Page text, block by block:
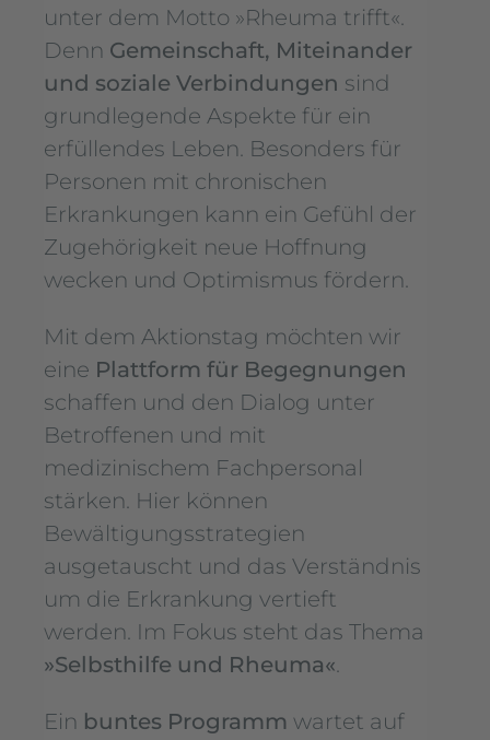
unter dem Motto »Rheuma trifft«.
Denn Gemeinschaft, Miteinander
und soziale Verbindungen sind
grundlegende Aspekte für ein
erfüllendes Leben. Besonders für
Personen mit chronischen
Erkrankungen kann ein Gefühl der
Zugehörigkeit neue Hoffnung
wecken und Optimismus fördern.
Mit dem Aktionstag möchten wir
eine Plattform für Begegnungen
schaffen und den Dialog unter
Betroffenen und mit
medizinischem Fachpersonal
stärken. Hier können
Bewältigungsstrategien
ausgetauscht und das Verständnis
um die Erkrankung vertieft
werden. Im Fokus steht das Thema
»Selbsthilfe und Rheuma«.
Ein buntes Programm wartet auf